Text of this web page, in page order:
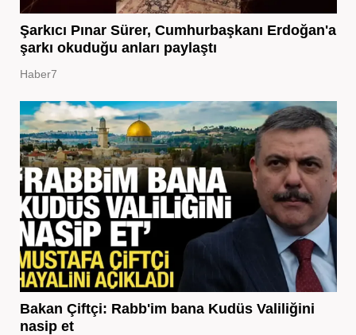
Şarkıcı Pınar Sürer, Cumhurbaşkanı Erdoğan'a
şarkı okuduğu anları paylaştı
Haber7
Bakan Çiftçi: Rabb'im bana Kudüs Valiliğini
nasip et